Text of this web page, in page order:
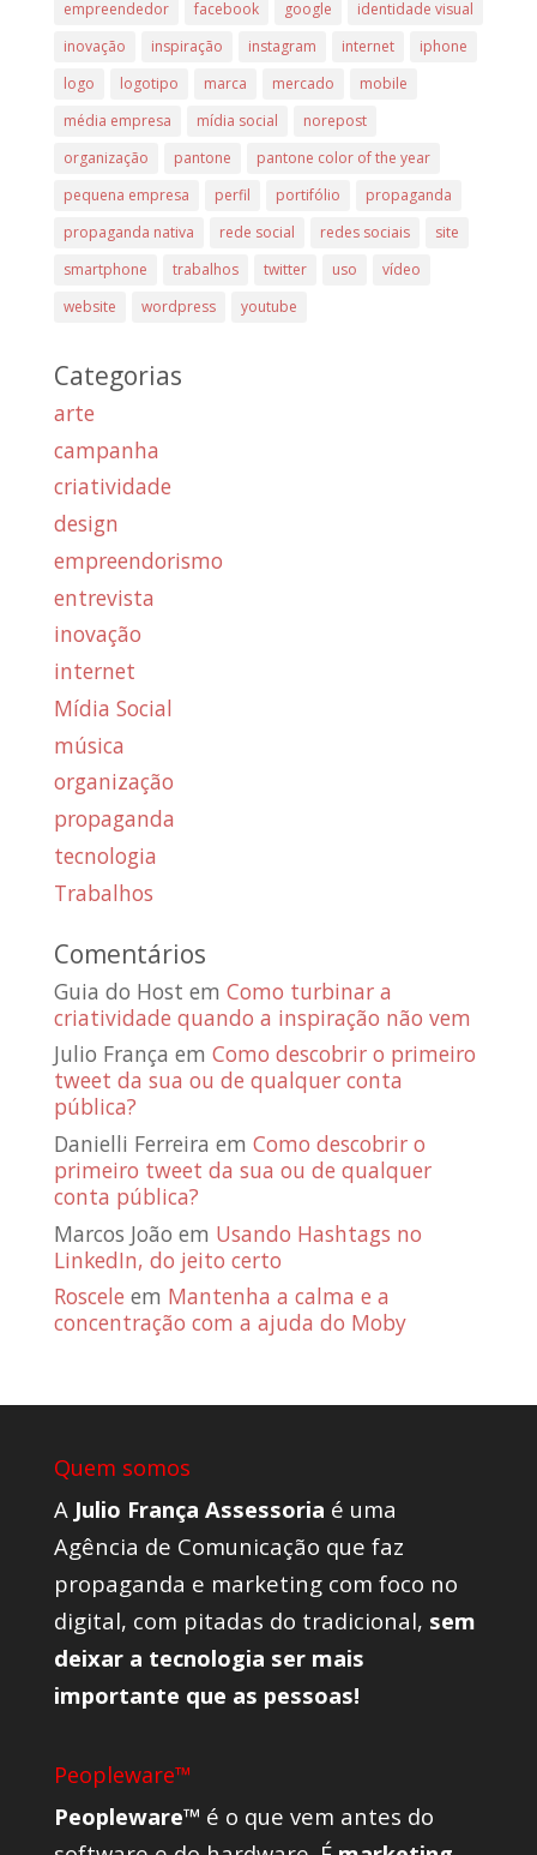
empreendedor facebook google
identidade visual
inovação
inspiração instagram internet
iphone
logo
logotipo marca mercado
mobile
média empresa
mídia social
norepost
organização
pantone
pantone color of the year
pequena empresa
perfil portifólio
propaganda
propaganda nativa
rede social redes sociais
site
smartphone
trabalhos twitter uso
vídeo
website
wordpress youtube
Categorias
arte
campanha
criatividade
design
empreendorismo
entrevista
inovação
internet
Mídia Social
música
organização
propaganda
tecnologia
Trabalhos
Comentários
Guia do Host em Como turbinar a
criatividade quando a inspiração não vem
Julio França em Como descobrir o primeiro
tweet da sua ou de qualquer conta
pública?
Danielli Ferreira em Como descobrir o
primeiro tweet da sua ou de qualquer
conta pública?
Marcos João em Usando Hashtags no
LinkedIn, do jeito certo
Roscele em Mantenha a calma e a
concentração com a ajuda do Moby
Quem somos
A Julio França Assessoria é uma
Agência de Comunicação que faz
propaganda e marketing com foco no
digital, com pitadas do tradicional, sem
deixar a tecnologia ser mais
importante que as pessoas!
Peopleware™
Peopleware™ é o que vem antes do